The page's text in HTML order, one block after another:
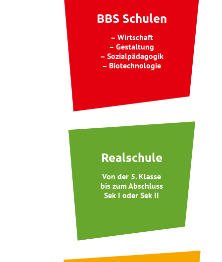
BBS Schulen
– Wirtschaft
– Gestaltung
– Sozialpädagogik
– Biotechnologie
Realschule
Von der 5. Klasse
bis zum Abschluss
Sek I oder Sek II